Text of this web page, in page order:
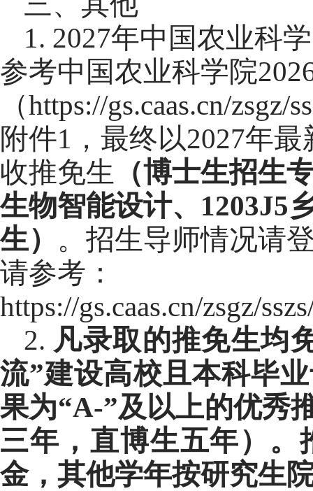
1. 2027年中国农业科
参考中国农业科学院202
（https://gs.caas.cn/zsgz/
附件1 ， 最终以2027年最
收推免生 （博士生招生
生物智能设计、 1203J5
生） 。招生导师情况请
请参考：
https://gs.caas.cn/zsgz/
2. 凡录取的推免生均
流”建设高校且本科毕
果为“A-”及以上的优秀
三年，直博生五年）
金，其他学年按研究生